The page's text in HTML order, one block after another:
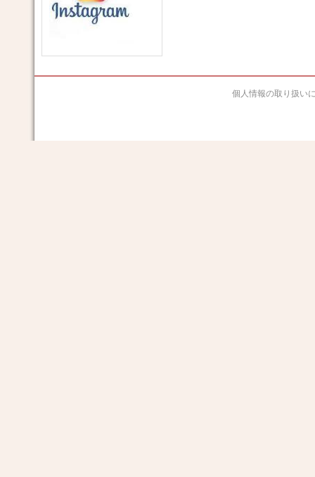
個人情報の取り扱い